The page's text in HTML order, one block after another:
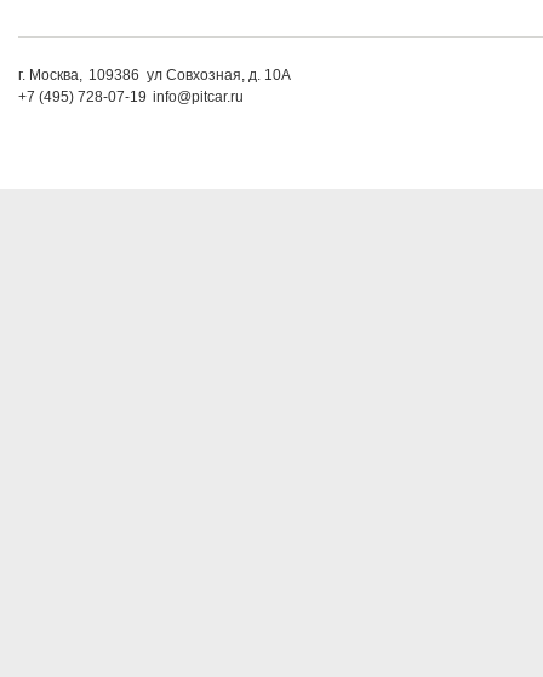
г. Москва, 109386 ул Совхозная, д. 10А
+7 (495) 728-07-19 info@pitcar.ru